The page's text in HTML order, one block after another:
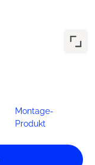
Montage-
Produkt